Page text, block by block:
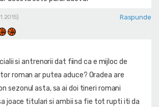
Raspunde
si antrenorii dat fiind ca e mijloc de
roman ar putea aduce? Oradea are
sezonul asta, sa ai doi tineri romani
joace titulari si ambii sa fie tot rupti iti da